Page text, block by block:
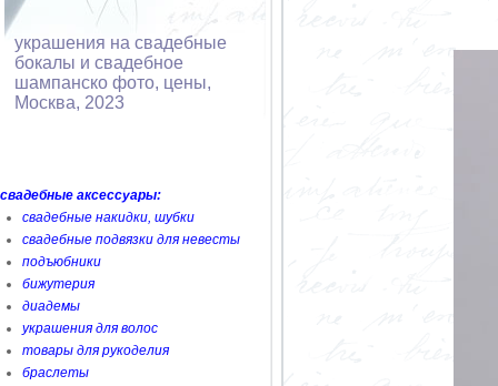
украшения на свадебные
бокалы и свадебное
шампанско фото, цены,
Москва, 2023
свадебные аксессуары:
свадебные накидки, шубки
свадебные подвязки для невесты
подъюбники
бижутерия
диадемы
украшения для волос
товары для рукоделия
браслеты